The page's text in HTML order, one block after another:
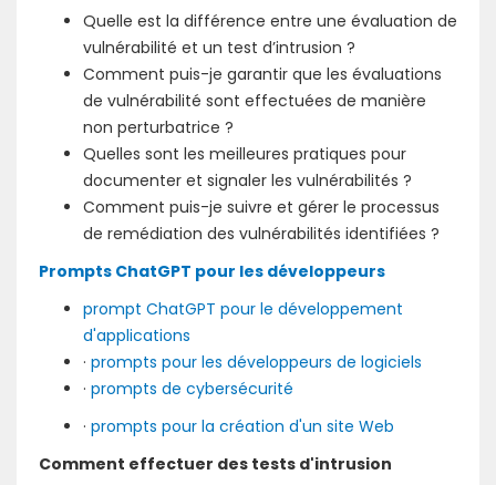
Quelle est la différence entre une évaluation de
vulnérabilité et un test d’intrusion ?
Comment puis-je garantir que les évaluations
de vulnérabilité sont effectuées de manière
non perturbatrice ?
Quelles sont les meilleures pratiques pour
documenter et signaler les vulnérabilités ?
Comment puis-je suivre et gérer le processus
de remédiation des vulnérabilités identifiées ?
Prompts ChatGPT pour les développeurs
prompt ChatGPT pour le développement
d'applications
· prompts pour les développeurs de logiciels
· prompts de cybersécurité
· prompts pour la création d'un site Web
Comment effectuer des tests d'intrusion